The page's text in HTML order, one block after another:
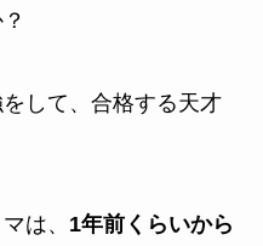
して、合格する天才
は、 1年前くらいから